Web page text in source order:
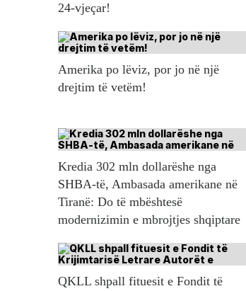
24-vjeçar!
Amerika po lëviz, por jo në një
drejtim të vetëm!
Kredia 302 mln dollarëshe nga
SHBA-të, Ambasada amerikane në
Tiranë: Do të mbështesë
modernizimin e mbrojtjes shqiptare
QKLL shpall fituesit e Fondit të